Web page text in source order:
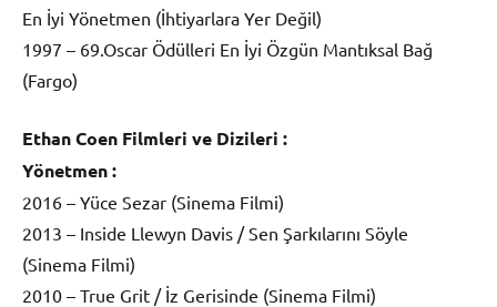
En İyi Yönetmen (İhtiyarlara Yer Değil)
1997 – 69.Oscar Ödülleri En İyi Özgün Mantıksal Bağ
(Fargo)
Ethan Coen Filmleri ve Dizileri :
Yönetmen :
2016 – Yüce Sezar (Sinema Filmi)
2013 – Inside Llewyn Davis / Sen Şarkılarını Söyle
(Sinema Filmi)
2010 – True Grit / İz Gerisinde (Sinema Filmi)